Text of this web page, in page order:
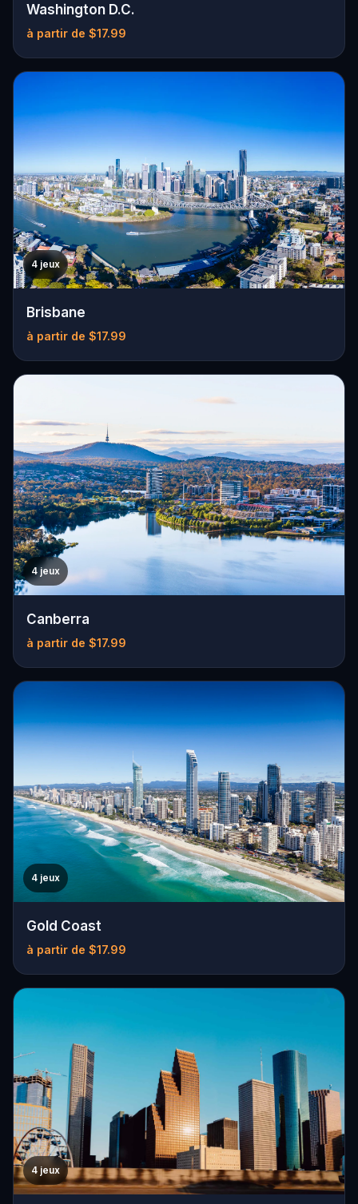
Washington D.C.
à partir de $17.99
4 jeux
Brisbane
à partir de $17.99
4 jeux
Canberra
à partir de $17.99
4 jeux
Gold Coast
à partir de $17.99
4 jeux